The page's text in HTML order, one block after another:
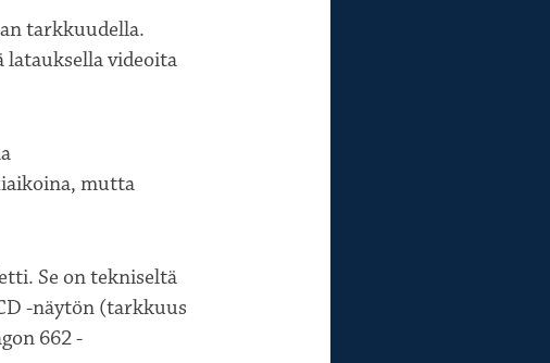
tarkkuudella.
latauksella videoita
mutta
Se on tekniseltä
-näytön (tarkkuus
662 -